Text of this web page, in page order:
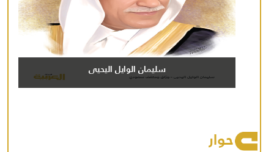
سليمان الوايل اليحيى
حوار